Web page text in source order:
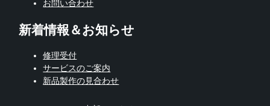
お問い合わせ
新着情報＆お知らせ
修理受付
サービスのご案内
新品製作の見合わせ